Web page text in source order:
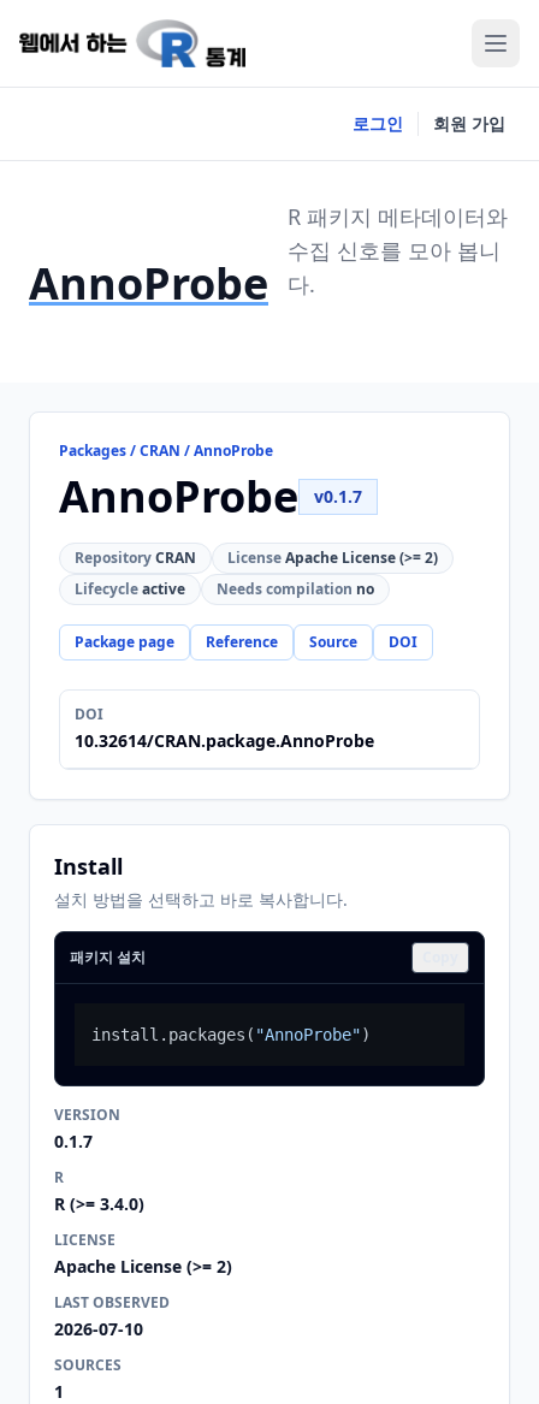
로그인 회원 가입
AnnoProbe
R 패키지 메타데이터와
수집 신호를 모아 봅니
다.
Packages / CRAN / AnnoProbe
AnnoProbe v0.1.7
RepositoryCRAN LicenseApache License (>= 2)
Lifecycleactive Needs compilation no
Package page Reference Source DOI
DOI
10.32614/CRAN.package.AnnoProbe
Install
설치 방법을 선택하고 바로 복사합니다.
패키지 설치
install.packages ( "AnnoProbe")
VERSION
0.1.7
R
R (>= 3.4.0)
LICENSE
Apache License (>= 2)
LAST OBSERVED
2026-07-10
SOURCES
1